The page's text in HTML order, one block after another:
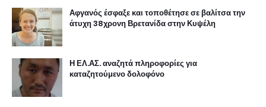
Αφγανός έσφαξε και τοποθέτησε σε βαλίτσα την
άτυχη 38χρονη Βρετανίδα στην Κυψέλη
Η ΕΛ.ΑΣ. αναζητά πληροφορίες για
καταζητούμενο δολοφόνο